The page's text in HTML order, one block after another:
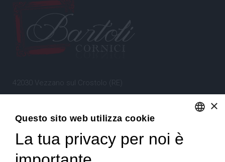
42030 Vezzano sul Crostolo (RE)
Tel.
Stefano Bartoli – P.Iva00764300356
×
Questo sito web utilizza cookie
La tua privacy per noi è